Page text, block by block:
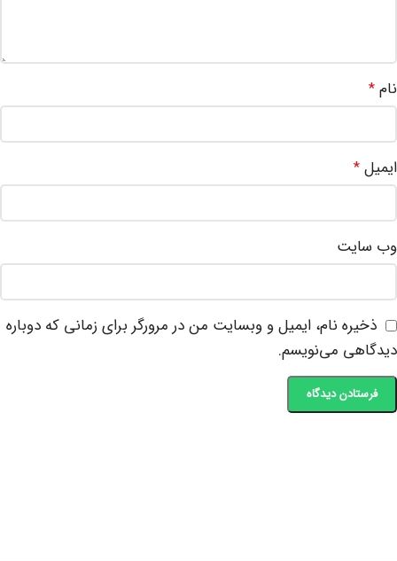
نام *
ایمیل *
وب‌ سایت
ذخیره نام، ایمیل و وبسایت من در مرورگر برای زمانی که دوباره
دیدگاهی می‌نویسم.